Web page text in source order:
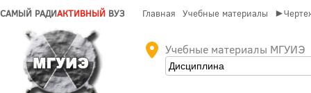
САМЫЙ РАДИАКТИВНЫЙ ВУЗ Главная Учебные материалы
Учебные материалы МГУИЭ